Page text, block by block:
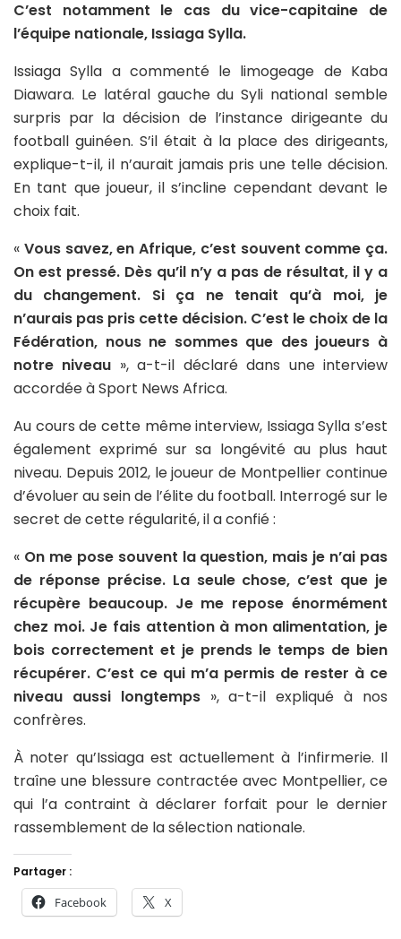
C’est notamment le cas du vice-capitaine de
l’équipe nationale, Issiaga Sylla.
Issiaga Sylla a commenté le limogeage de Kaba
Diawara. Le latéral gauche du Syli national semble
surpris par la décision de l’instance dirigeante du
football guinéen. S’il était à la place des dirigeants,
explique-t-il, il n’aurait jamais pris une telle décision.
En tant que joueur, il s’incline cependant devant le
choix fait.
« Vous savez, en Afrique, c’est souvent comme ça.
On est pressé. Dès qu’il n’y a pas de résultat, il y a
du changement. Si ça ne tenait qu’à moi, je
n’aurais pas pris cette décision. C’est le choix de la
Fédération, nous ne sommes que des joueurs à
notre niveau », a-t-il déclaré dans une interview
accordée à Sport News Africa.
Au cours de cette même interview, Issiaga Sylla s’est
également exprimé sur sa longévité au plus haut
niveau. Depuis 2012, le joueur de Montpellier continue
d’évoluer au sein de l’élite du football. Interrogé sur le
secret de cette régularité, il a confié :
« On me pose souvent la question, mais je n’ai pas
de réponse précise. La seule chose, c’est que je
récupère beaucoup. Je me repose énormément
chez moi. Je fais attention à mon alimentation, je
bois correctement et je prends le temps de bien
récupérer. C’est ce qui m’a permis de rester à ce
niveau aussi longtemps», a-t-il expliqué à nos
confrères.
À noter qu’Issiaga est actuellement à l’infirmerie. Il
traîne une blessure contractée avec Montpellier, ce
qui l’a contraint à déclarer forfait pour le dernier
rassemblement de la sélection nationale.
Partager :
Facebook X